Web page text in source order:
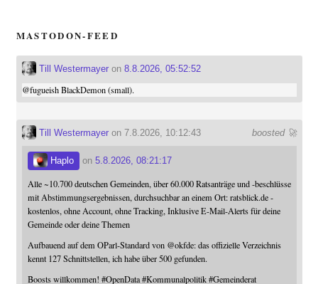
MASTODON-FEED
Till Westermayeron 8.8.2026, 05:52:52
@fugueishBlackDemon (small).
boosted 🚀
Till Westermayeron 7.8.2026, 10:12:43
Haplo on 5.8.2026, 08:21:17
Alle ~10.700 deutschen Gemeinden, über 60.000 Ratsanträge und -beschlüsse
mit Abstimmungsergebnissen, durchsuchbar an einem Ort: ratsblick.de -
kostenlos, ohne Account, ohne Tracking, Inklusive E-Mail-Alerts für deine
Gemeinde oder deine Themen
Aufbauend auf dem OParl-Standard von @okfde: das offizielle Verzeichnis
kennt 127 Schnittstellen, ich habe über 500 gefunden.
Boosts willkommen! #OpenData #Kommunalpolitik #Gemeinderat